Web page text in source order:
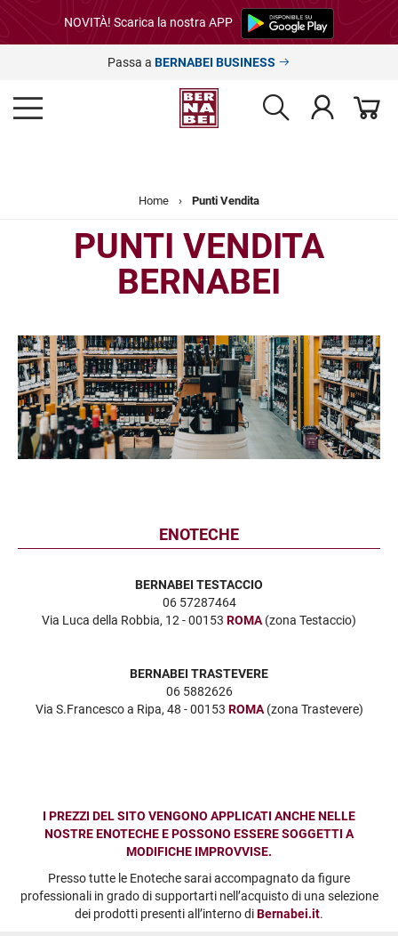
NOVITÀ! Scarica la nostra APP
Passa a BERNABEI BUSINESS
Home › Punti Vendita
PUNTI VENDITA
BERNABEI
ENOTECHE
BERNABEI TESTACCIO
06 57287464
Via Luca della Robbia, 12 - 00153 ROMA(zona Testaccio)
BERNABEI TRASTEVERE
06 5882626
Via S.Francesco a Ripa, 48 - 00153 ROMA(zona Trastevere)
I PREZZI DEL SITO VENGONO APPLICATI ANCHE NELLE
NOSTRE ENOTECHE E POSSONO ESSERE SOGGETTI A
MODIFICHE IMPROVVISE.
Presso tutte le Enoteche sarai accompagnato da figure
professionali in grado di supportarti nell’acquisto di una selezione
dei prodotti presenti all’interno diBernabei.it.